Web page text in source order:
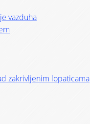
vazduha
zakrivljenim lopaticama